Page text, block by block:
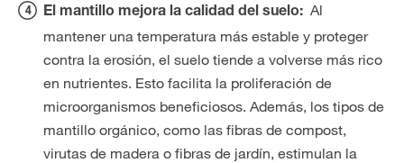
El mantillo mejora la calidad del suelo: ​A​​​​l
mantener una temperatura más estable y proteger
contra la erosión, el suelo tiende a volverse más rico
en nutrientes. Esto facilita la proliferación de
microorganismos beneficiosos. Además, los tipos de
mantillo orgánico, como las fibras de compost,
virutas de madera o fibras de jardín, estimulan la